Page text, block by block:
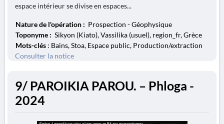
espace intérieur se divise en espaces...
Nature de l'opération : Prospection - Géophysique
Toponyme : Sikyon (Kiato), Vassilika (usuel), region_fr, Grèce
Mots-clés : Bains, Stoa, Espace public, Production/extraction
Consulter la notice
9/ PAROIKIA PAROU. – Phloga -
2024